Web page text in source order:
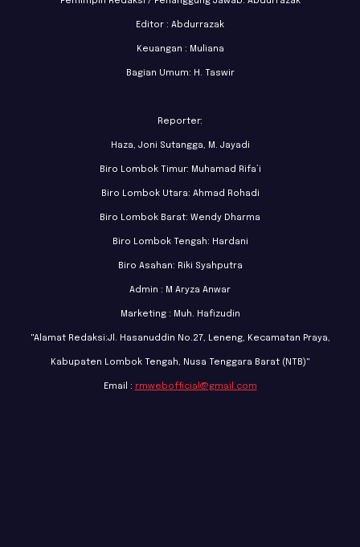
Editor : Abdurrazak
Keuangan : Muliana
Bagian Umum: H. Taswir
Reporter:
Haza, Joni Sutangga, M. Jayadi
Biro Lombok Timur: Muhamad Rifa’i
Biro Lombok Utara: Ahmad Rohadi
Biro Lombok Barat: Wendy Dharma
Biro Lombok Tengah: Hardani
Biro Asahan: Riki Syahputra
Admin : M Aryza Anwar
Marketing : Muh. Hafizudin
"Alamat Redaksi:Jl. Hasanuddin No.27, Leneng, Kecamatan Praya,
Kabupaten Lombok Tengah, Nusa Tenggara Barat (NTB)"
Email : rmwebofficial@gmail.com